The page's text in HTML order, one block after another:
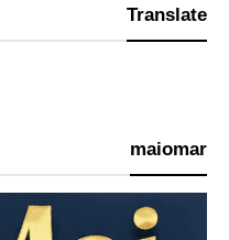
Translate
maiomar